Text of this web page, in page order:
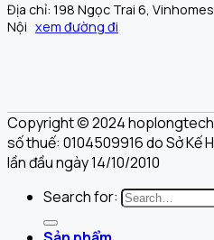
Địa chỉ: 198 Ngọc Trai 6,
Nội xem đường đi
Copyright © 2024
số thuế: 0104509916 do Sở Kế
lần đầu ngày 14/10/2010
Search for: